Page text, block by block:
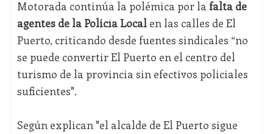
Motorada continúa la polémica por la falta de
agentes de la Policía Localen las calles de El
Puerto, criticando desde fuentes sindicales “no
se puede convertir El Puerto en el centro del
turismo de la provincia sin efectivos policiales
suficientes".
Según explican "el alcalde de El Puerto sigue